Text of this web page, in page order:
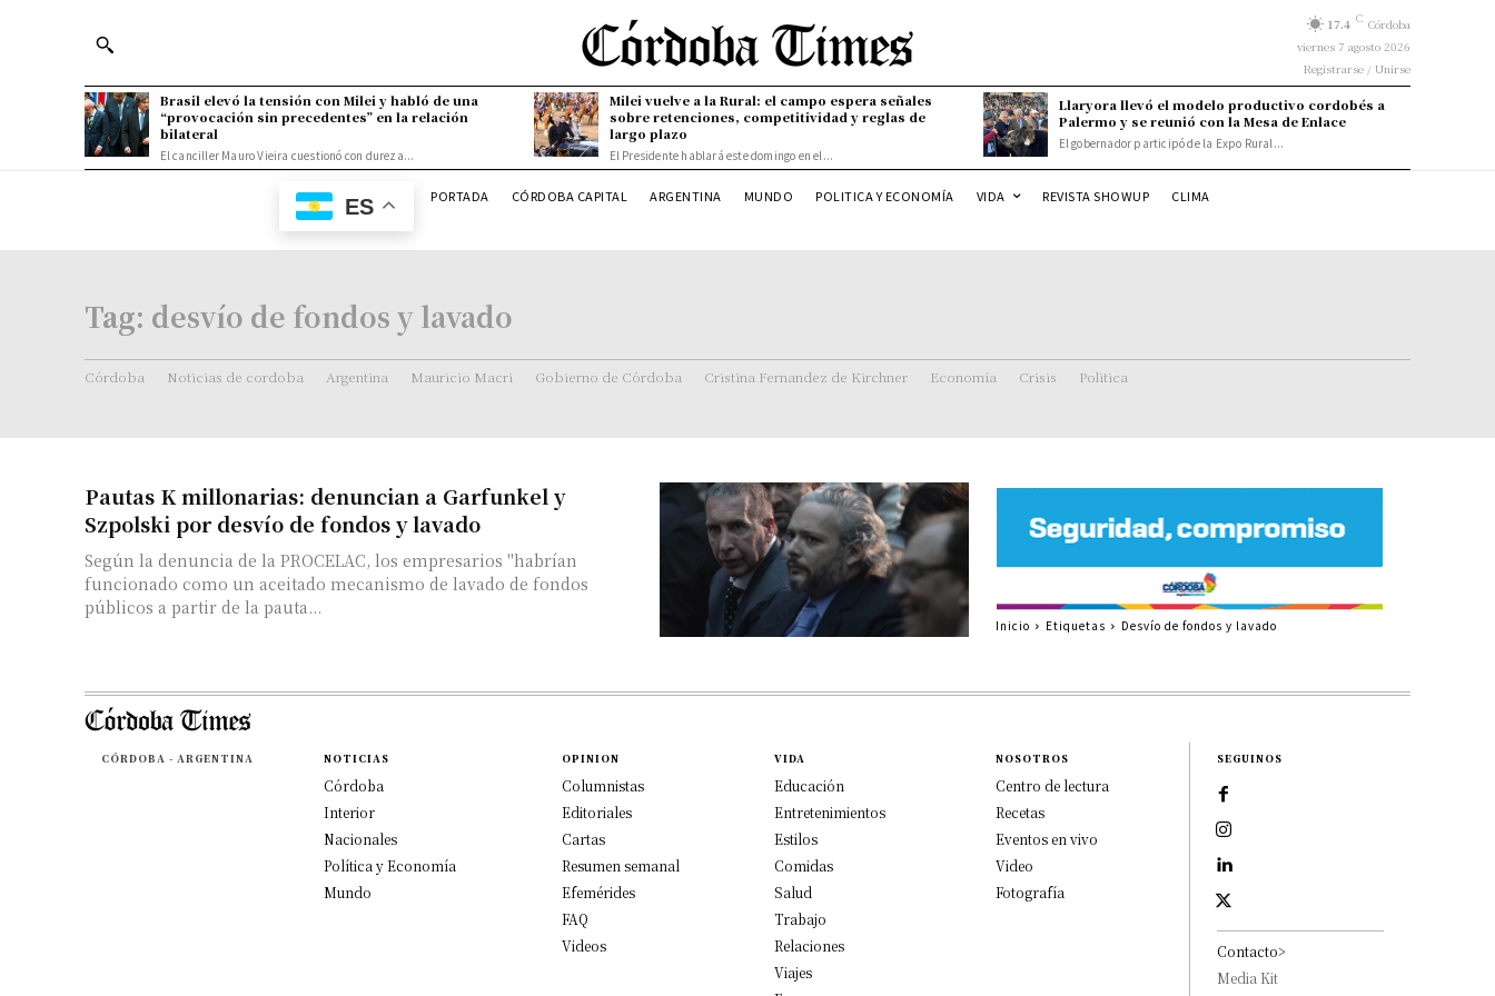
17.4 C Córdoba
viernes 7 agosto 2026
Registrarse / Unirse
Brasil elevó la tensión con Milei y habló de una
“provocación sin precedentes” en la relación
bilateral
El canciller Mauro Vieira cuestionó con dureza...
Milei vuelve a la Rural: el campo espera señales
sobre retenciones, competitividad y reglas de
largo plazo
El Presidente hablará este domingo en el...
Llaryora llevó el modelo productivo cordobés a
Palermo y se reunió con la Mesa de Enlace
El gobernador participó de la Expo Rural...
ES PORTADA CÓRDOBA CAPITAL ARGENTINA MUNDO POLITICA Y ECONOMÍA VIDA REVISTA SHOWUP CLIMA
Tag: desvío de fondos y lavado
Córdoba Noticias de cordoba Argentina Mauricio Macri Gobierno de Córdoba Cristina Fernandez de Kirchner Economía Crisis Politica
Pautas K millonarias: denuncian a Garfunkel y
Szpolski por desvío de fondos y lavado
Según la denuncia de la PROCELAC, los empresarios "habrían
funcionado como un aceitado mecanismo de lavado de fondos
públicos a partir de la pauta...
Inicio Etiquetas Desvío de fondos y lavado
CÓRDOBA - ARGENTINA NOTICIAS
Córdoba
Interior
Nacionales
Política y Economía
Mundo
OPINION
Columnistas
Editoriales
Cartas
Resumen semanal
Efemérides
FAQ
Videos
VIDA
Educación
Entretenimientos
Estilos
Comidas
Salud
Trabajo
Relaciones
Viajes
NOSOTROS
Centro de lectura
Recetas
Eventos en vivo
Video
Fotografía
SEGUINOS
Contacto>
Media Kit